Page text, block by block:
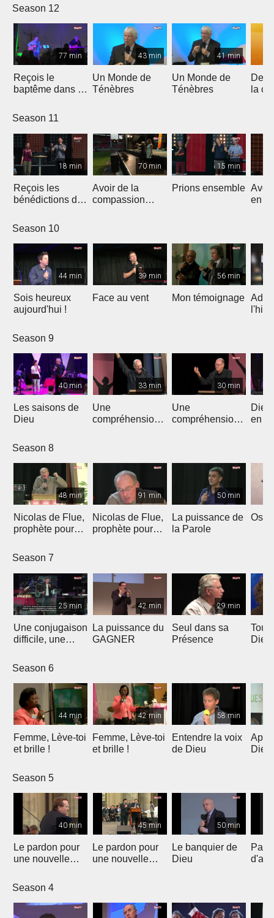
Season 12
77 min
Reçois le
baptême dans le
43 min
Un Monde de
Ténèbres
41 min
Un Monde de
Ténèbres
De
la
Season 11
18 min
Reçois les
bénédictions du
70 min
Avoir de la
compassion
15 min
Prions ensemble
en
Season 10
44 min
Sois heureux
aujourd'hui !
39 min
Face au vent
56 min
Mon témoignage
Season 9
40 min
Les saisons de
Dieu
33 min
Une
compréhension
des nations
30 min
Une
compréhension
des nations
Dieu
en
Season 8
48 min
Nicolas de Flue,
prophète pour
91 min
Nicolas de Flue,
prophète pour
50 min
La puissance de
la Parole
Season 7
25 min
Une conjugaison
difficile, une
extraordinaire
42 min
La puissance du
GAGNER
29 min
Seul dans sa
Présence
Dieu
Season 6
44 min
Femme, Lève-toi
et brille !
42 min
Femme, Lève-toi
et brille !
58 min
Entendre la voix
de Dieu
Dieu
Season 5
40 min
Le pardon pour
une nouvelle
45 min
Le pardon pour
une nouvelle
50 min
Le banquier de
Dieu
Season 4